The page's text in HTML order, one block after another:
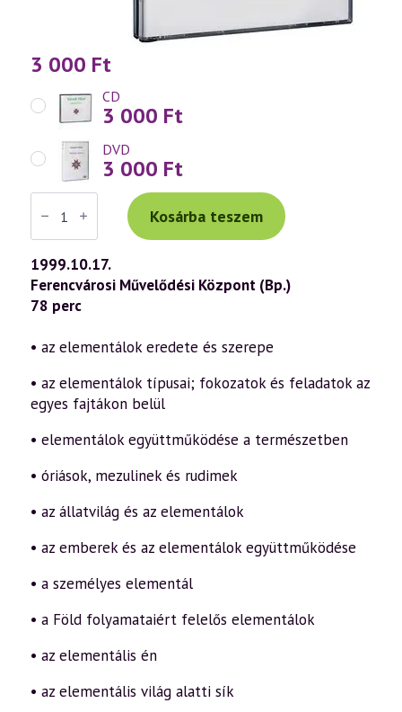
3 000 Ft
CD
3 000 Ft
DVD
3 000 Ft
Váradi
Tibor
előadás
(115)
—
Az
elementális
világ
lényei
rész
koboldok,
sellők
(1999.10.17.)
Kosárba teszem
1999.10.17.
Ferencvárosi Művelődési Központ (Bp.)
78 perc
• az elementálok eredete és szerepe
• az elementálok típusai; fokozatok és feladatok az
egyes fajtákon belül
• elementálok együttműködése a természetben
• óriások, mezulinek és rudimek
• az állatvilág és az elementálok
• az emberek és az elementálok együttműködése
• a személyes elementál
• a Föld folyamataiért felelős elementálok
• az elementális én
• az elementális világ alatti sík